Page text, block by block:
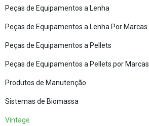
Peças de Equipamentos a Lenha
Peças de Equipamentos a Lenha Por Marcas
Peças de Equipamentos a Pellets
Peças de Equipamentos a Pellets por Marcas
Produtos de Manutenção
Sistemas de Biomassa
Vintage